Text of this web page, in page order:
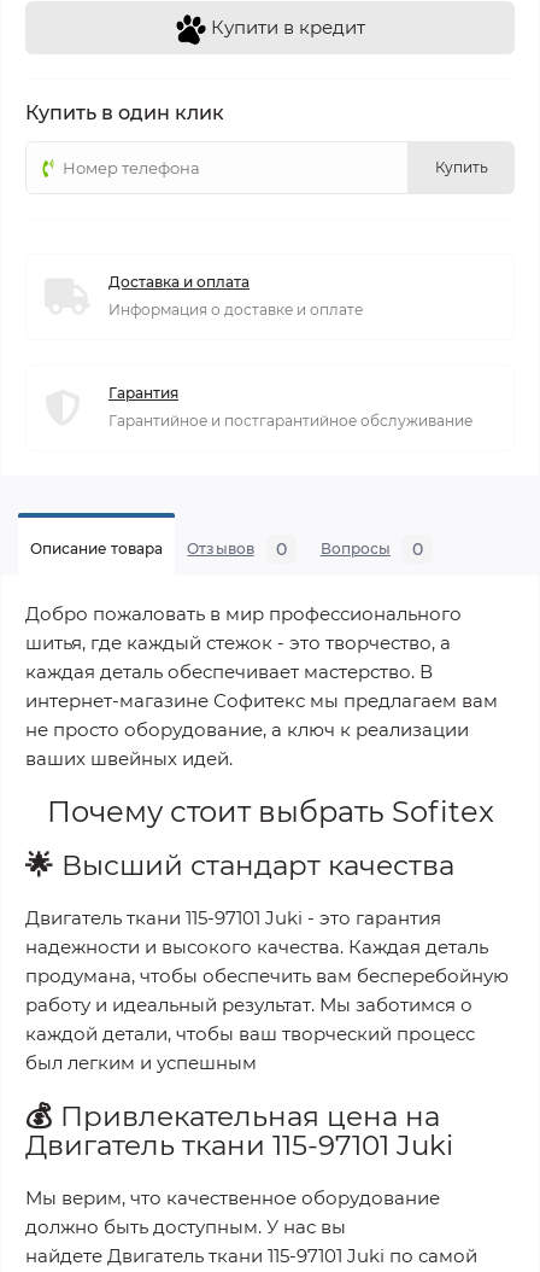
Купити в кредит
Купить в один клик
Купить
Доставка и оплата
Информация о доставке и оплате
Гарантия
Гарантийное и постгарантийное обслуживание
Описание товара Отзывов 0 Вопросы 0
Добро пожаловать в мир профессионального
шитья, где каждый стежок - это творчество, а
каждая деталь обеспечивает мастерство. В
интернет-магазине Софитекс мы предлагаем вам
не просто оборудование, а ключ к реализации
ваших швейных идей.
Почему стоит выбрать Sofitex
🌟 Высший стандарт качества
Двигатель ткани 115-97101 Juki - это гарантия
надежности и высокого качества. Каждая деталь
продумана, чтобы обеспечить вам бесперебойную
работу и идеальный результат. Мы заботимся о
каждой детали, чтобы ваш творческий процесс
был легким и успешным
💰 Привлекательная цена на
Двигатель ткани 115-97101 Juki
Мы верим, что качественное оборудование
должно быть доступным. У нас вы
найдете Двигатель ткани 115-97101 Juki по самой